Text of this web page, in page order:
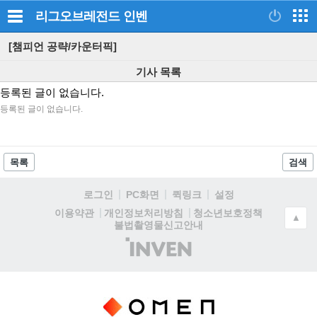
리그오브레전드 인벤
[챔피언 공략/카운터픽]
기사 목록
등록된 글이 없습니다.
등록된 글이 없습니다.
목록 검색
로그인 PC화면 퀵링크
설정
이용약관
개인정보처리방침
청소년보호정책
불법촬영물신고안내
(주)
인
▲